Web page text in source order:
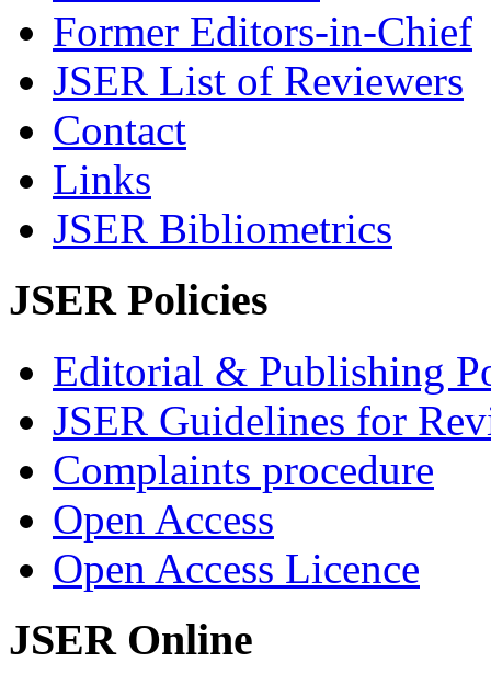
Former Editors-in-Chief
JSER List of Reviewers
Contact
Links
JSER Bibliometrics
JSER Policies
Editorial & Publishing
JSER Guidelines for
Complaints procedure
Open Access
Open Access Licence
JSER Online